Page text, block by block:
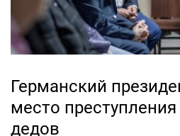
Германский
место
дедов